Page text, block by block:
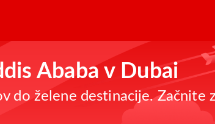
Ababa v Dubai
do želene destinacije. Začnite